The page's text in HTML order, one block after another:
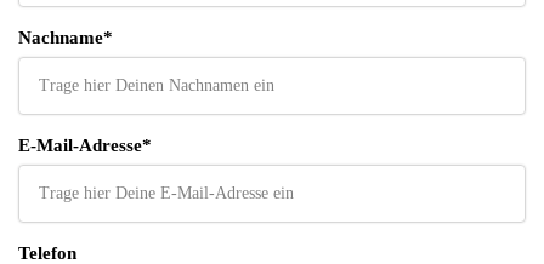
Nachname*
E-Mail-Adresse*
Telefon